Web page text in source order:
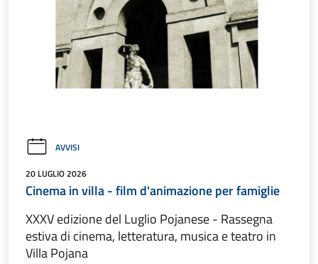
AVVISI
20 LUGLIO 2026
Cinema in villa - film d'animazione per famiglie
XXXV edizione del Luglio Pojanese - Rassegna
estiva di cinema, letteratura, musica e teatro in
Villa Pojana